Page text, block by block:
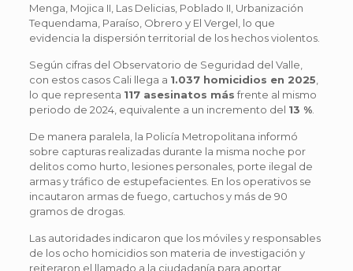
Menga, Mojica II, Las Delicias, Poblado II, Urbanización
Tequendama, Paraíso, Obrero y El Vergel, lo que
evidencia la dispersión territorial de los hechos violentos.
Según cifras del Observatorio de Seguridad del Valle,
con estos casos Cali llega a 1.037 homicidios en 2025
lo que representa 117 asesinatos másfrente al mismo
periodo de 2024, equivalente a un incremento del 13 %.
De manera paralela, la Policía Metropolitana informó
sobre capturas realizadas durante la misma noche por
delitos como hurto, lesiones personales, porte ilegal de
armas y tráfico de estupefacientes. En los operativos se
incautaron armas de fuego, cartuchos y más de 90
gramos de drogas.
Las autoridades indicaron que los móviles y responsables
de los ocho homicidios son materia de investigación y
reiteraron el llamado a la ciudadanía para aportar